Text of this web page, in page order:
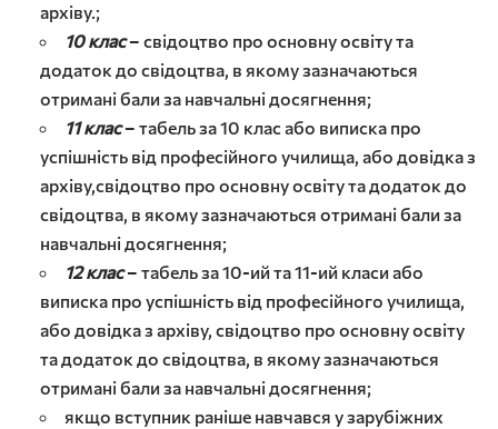
архіву.;
10 клас– свідоцтво про основну освіту та
додаток до свідоцтва, в якому зазначаються
отримані бали за навчальні досягнення;
11 клас– табель за 10 клас або виписка про
успішність від професійного училища, або довідка з
архіву,свідоцтво про основну освіту та додаток до
свідоцтва, в якому зазначаються отримані бали за
навчальні досягнення;
12 клас– табель за 10-ий та 11-ий класи або
виписка про успішність від професійного училища,
або довідка з архіву, свідоцтво про основну освіту
та додаток до свідоцтва, в якому зазначаються
отримані бали за навчальні досягнення;
якщо вступник раніше навчався у зарубіжних